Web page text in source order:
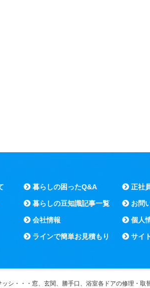
暮らしの困ったQ&A
暮らしの豆知識記事一覧
会社情報
ラインで簡単お見積もり
正社
お問
個人
サイ
ッシ・・・窓、玄関、勝手口、浴室各ドアの修理・取